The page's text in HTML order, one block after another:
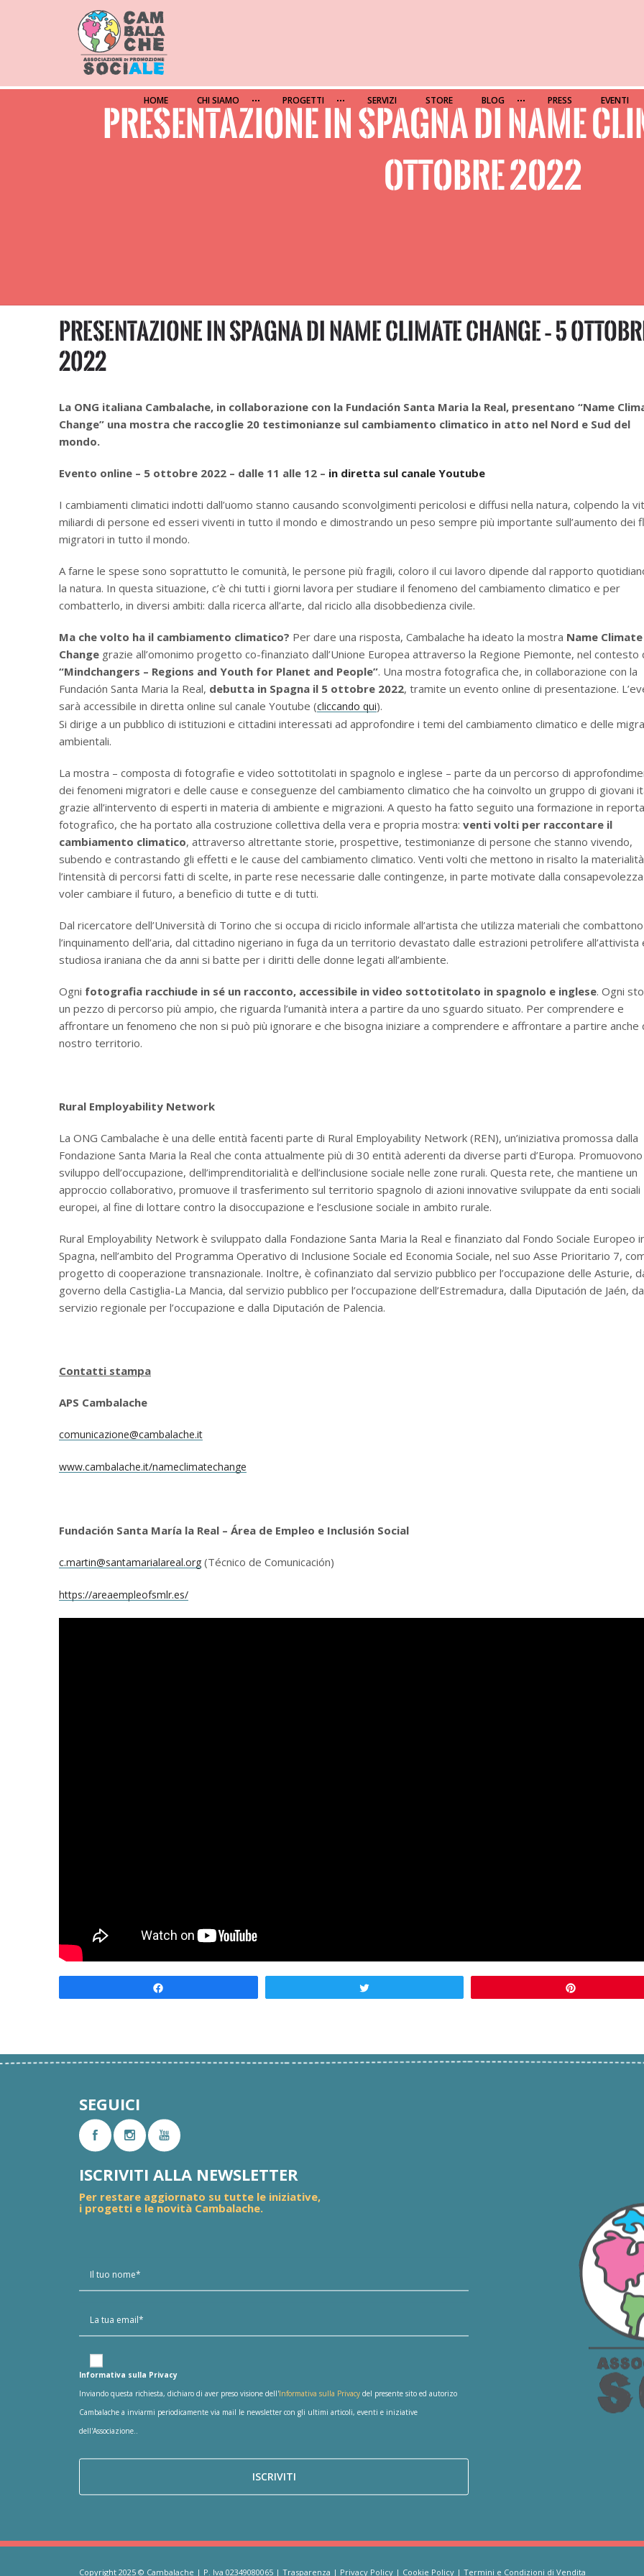
HOME CHI SIAMO PROGETTI SERVIZI STORE BLOG PRESS EVENTI
PRESENTAZIONE IN SPAGNA DI NAME
OTTOBRE 2022
Presentazione in Spagna di Name Climate Change – 5
2022
La ONG italiana Cambalache, in collaborazione con la Fundación Santa Maria la Real, presentano “Name
Change” una mostra che raccoglie 20 testimonianze sul cambiamento climatico in atto nel Nord e Sud del
mondo.
Evento online – 5 ottobre 2022 – dalle 11 alle 12 – in diretta sul canale Youtube
I cambiamenti climatici indotti dall’uomo stanno causando sconvolgimenti pericolosi e diffusi nella natura, colpendo la
miliardi di persone ed esseri viventi in tutto il mondo e dimostrando un peso sempre più importante sull’aumento dei
migratori in tutto il mondo.
A farne le spese sono soprattutto le comunità, le persone più fragili, coloro il cui lavoro dipende dal rapporto
la natura. In questa situazione, c’è chi tutti i giorni lavora per studiare il fenomeno del cambiamento climatico e per
combatterlo, in diversi ambiti: dalla ricerca all’arte, dal riciclo alla disobbedienza civile.
Ma che volto ha il cambiamento climatico? Per dare una risposta, Cambalache ha ideato la mostra Name Climate
Change grazie all’omonimo progetto co-finanziato dall’Unione Europea attraverso la Regione Piemonte, nel contesto
“Mindchangers – Regions and Youth for Planet and People”. Una mostra fotografica che, in collaborazione con la
Fundación Santa Maria la Real, debutta in Spagna il 5 ottobre 2022, tramite un evento online di presentazione.
sarà accessibile in diretta online sul canale Youtube (cliccando qui).
Si dirige a un pubblico di istituzioni e cittadini interessati ad approfondire i temi del cambiamento climatico e delle
ambientali.
La mostra – composta di fotografie e video sottotitolati in spagnolo e inglese – parte da un percorso di
dei fenomeni migratori e delle cause e conseguenze del cambiamento climatico che ha coinvolto un gruppo di giovani
grazie all’intervento di esperti in materia di ambiente e migrazioni. A questo ha fatto seguito una formazione in
fotografico, che ha portato alla costruzione collettiva della vera e propria mostra: venti volti per raccontare il
cambiamento climatico, attraverso altrettante storie, prospettive, testimonianze di persone che stanno vivendo,
subendo e contrastando gli effetti e le cause del cambiamento climatico. Venti volti che mettono in risalto la
l’intensità di percorsi fatti di scelte, in parte rese necessarie dalle contingenze, in parte motivate dalla
voler cambiare il futuro, a beneficio di tutte e di tutti.
Dal ricercatore dell’Università di Torino che si occupa di riciclo informale all’artista che utilizza materiali che combattono
l’inquinamento dell’aria, dal cittadino nigeriano in fuga da un territorio devastato dalle estrazioni petrolifere all’attivista
studiosa iraniana che da anni si batte per i diritti delle donne legati all’ambiente.
Ogni fotografia racchiude in sé un racconto, accessibile in video sottotitolato in spagnolo e inglese. Ogni
un pezzo di percorso più ampio, che riguarda l’umanità intera a partire da uno sguardo situato. Per comprendere e
affrontare un fenomeno che non si può più ignorare e che bisogna iniziare a comprendere e affrontare a partire anche
nostro territorio.
Rural Employability Network
La ONG Cambalache è una delle entità facenti parte di Rural Employability Network (REN), un’iniziativa promossa dalla
Fondazione Santa Maria la Real che conta attualmente più di 30 entità aderenti da diverse parti d’Europa.
sviluppo dell’occupazione, dell’imprenditorialità e dell’inclusione sociale nelle zone rurali. Questa rete, che mantiene un
approccio collaborativo, promuove il trasferimento sul territorio spagnolo di azioni innovative sviluppate da enti sociali
europei, al fine di lottare contro la disoccupazione e l’esclusione sociale in ambito rurale.
Rural Employability Network è sviluppato dalla Fondazione Santa Maria la Real e finanziato dal Fondo Sociale Europeo
Spagna, nell’ambito del Programma Operativo di Inclusione Sociale ed Economia Sociale, nel suo Asse Prioritario 7,
progetto di cooperazione transnazionale. Inoltre, è cofinanziato dal servizio pubblico per l’occupazione delle Asturie,
governo della Castiglia-La Mancia, dal servizio pubblico per l’occupazione dell’Estremadura, dalla Diputación de Jaén,
servizio regionale per l’occupazione e dalla Diputación de Palencia.
Contatti stampa
APS Cambalache
comunicazione@cambalache.it
www.cambalache.it/nameclimatechange
Fundación Santa María la Real – Área de Empleo e Inclusión Social
c.martin@santamarialareal.org (Técnico de Comunicación)
https://areaempleofsmlr.es/
SEGUICI
ISCRIVITI ALLA NEWSLETTER
Per restare aggiornato su tutte le iniziative,
i progetti e le novità Cambalache.
Informativa sulla Privacy
Inviando questa richiesta, dichiaro di aver preso visione dell'Informativa sulla Privacy del presente sito ed autorizo
Cambalache a inviarmi periodicamente via mail le newsletter con gli ultimi articoli, eventi e iniziative
dell'Associazione..
Copyright 2025 © Cambalache | P. Iva 02349080065 | Trasparenza | Privacy Policy | Cookie Policy | Termini e Condizioni di Vendita